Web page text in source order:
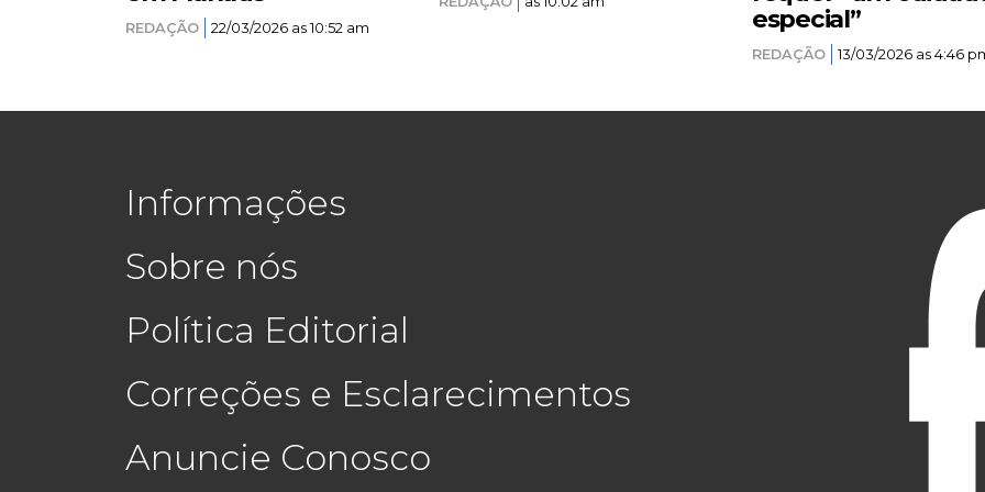
REDAÇÃO 22/03/2026 as 10:52 am
especial”
REDAÇÃO 13/03/2026 as 4:46
Informações
Sobre nós
Política Editorial
Correções e Esclarecimentos
Anuncie Conosco